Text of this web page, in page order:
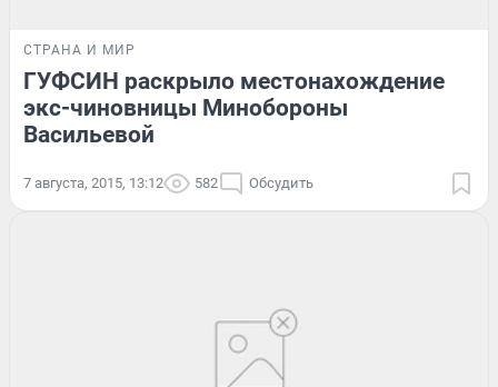
СТРАНА И МИР
ГУФСИН раскрыло местонахождение
экс-чиновницы Минобороны
Васильевой
7 августа, 2015, 13:12 582 Обсудить